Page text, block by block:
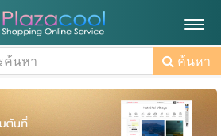
ค้นหา